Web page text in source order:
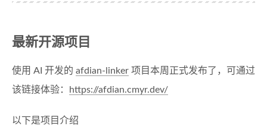
最新开源项目
使用 AI 开发的 afdian-linker 项目本周正式发布了，可通过
该链接体验：
https://afdian.cmyr.dev/
以下是项目介绍